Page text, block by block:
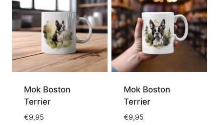
Mok Boston
Terrier
€9,95
Mok Boston
Terrier
€9,95